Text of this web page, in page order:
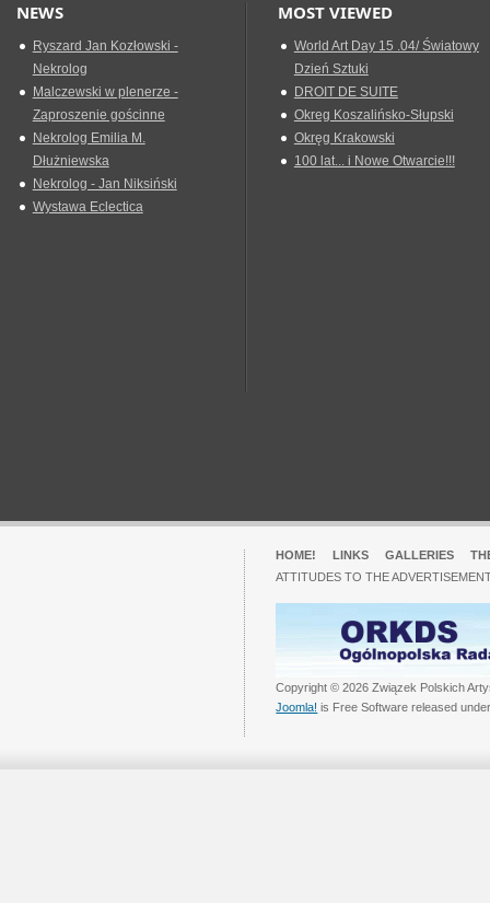
NEWS
Ryszard Jan Kozłowski -
Nekrolog
Malczewski w plenerze -
Zaproszenie gościnne
Nekrolog Emilia M.
Dłużniewska
Nekrolog - Jan Niksiński
Wystawa Eclectica
MOST VIEWED
World Art Day 15 .04/ Światowy
Dzień Sztuki
DROIT DE SUITE
Okreg Koszalińsko-Słupski
Okręg Krakowski
100 lat... i Nowe Otwarcie!!!
HOME! LINKS GALLERIES
ATTITUDES TO THE
Copyright © 2026 Związek Polskich
Joomla! is Free Software released